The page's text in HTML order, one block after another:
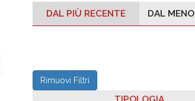
DAL PIÙ RECENTE DAL
Rimuovi Filtri